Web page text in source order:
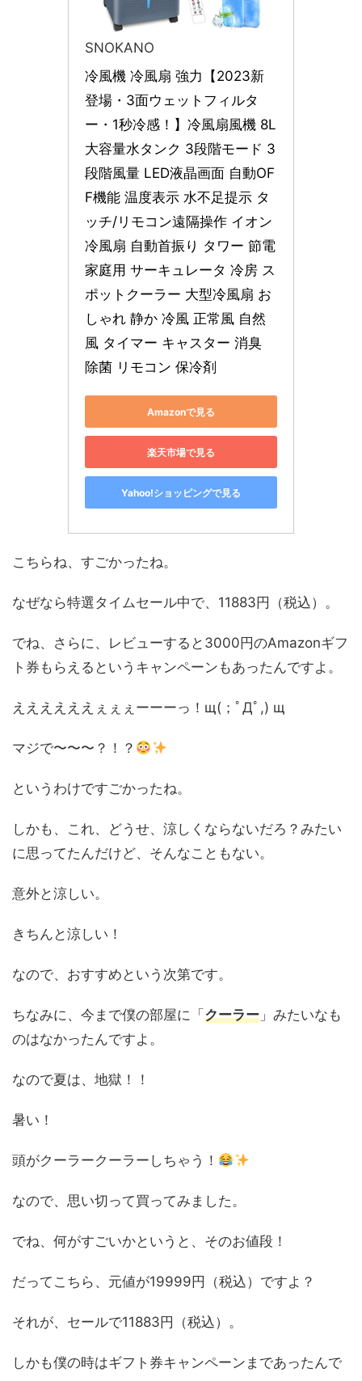
SNOKANO
冷風機 冷風扇 強力【2023新
登場・3面ウェットフィルタ
ー・1秒冷感！】冷風扇風機 8L
大容量水タンク 3段階モード 3
段階風量 LED液晶画面 自動OF
F機能 温度表示 水不足提示 タ
ッチ/リモコン遠隔操作 イオン
冷風扇 自動首振り タワー 節電
家庭用 サーキュレータ 冷房 ス
ポットクーラー 大型冷風扇 お
しゃれ 静か 冷風 正常風 自然
風 タイマー キャスター 消臭
除菌 リモコン 保冷剤
Amazonで見る
楽天市場で見る
Yahoo!ショッピングで見る
こちらね、すごかったね。
なぜなら特選タイムセール中で、11883円（税込）。
でね、さらに、レビューすると3000円のAmazonギフ
ト券もらえるというキャンペーンもあったんですよ。
ええええええぇぇぇーーーっ！щ(；ﾟДﾟ,) щ
マジで〜〜〜？！？
というわけですごかったね。
しかも、これ、どうせ、涼しくならないだろ？みたい
に思ってたんだけど、そんなこともない。
意外と涼しい。
きちんと涼しい！
なので、おすすめという次第です。
ちなみに、今まで僕の部屋に「 クーラー 」みたいなも
のはなかったんですよ。
なので夏は、地獄！！
暑い！
頭がクーラークーラーしちゃう！
なので、思い切って買ってみました。
でね、何がすごいかというと、そのお値段！
だってこちら、元値が19999円（税込）ですよ？
それが、セールで11883円（税込）。
しかも僕の時はギフト券キャンペーンまであったんで